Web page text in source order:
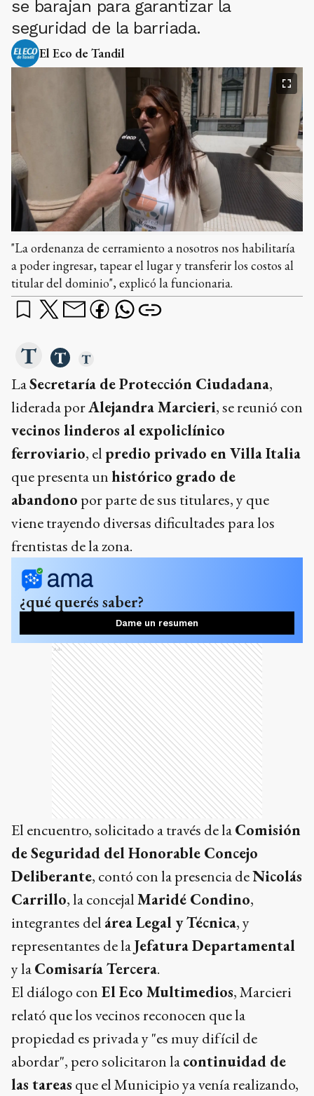
se barajan para garantizar la
seguridad de la barriada.
El Eco de Tandil
"La ordenanza de cerramiento a nosotros nos habilitaría
a poder ingresar, tapear el lugar y transferir los costos al
titular del dominio", explicó la funcionaria.
LaSecretaría de Protección Ciudadana,
liderada porAlejandra Marcieri, se reunió con
vecinos linderos al expoliclínico
ferroviario, el predio privado en Villa Italia
que presenta unhistórico grado de
abandono por parte de sus titulares, y que
viene trayendo diversas dificultades para los
frentistas de la zona.
¿qué querés saber?
Dame un resumen
Ads
El encuentro, solicitado a través de laComisión
de Seguridad del Honorable Concejo
Deliberante, contó con la presencia deNicolás
Carrillo, la concejalMaridé Condino,
integrantes del área Legal y Técnica, y
representantes de laJefatura Departamental
y laComisaría Tercera.
El diálogo con El Eco Multimedios, Marcieri
relató que los vecinos reconocen que la
propiedad es privada y "es muy difícil de
abordar", pero solicitaron lacontinuidad de
las tareas que el Municipio ya venía realizando,